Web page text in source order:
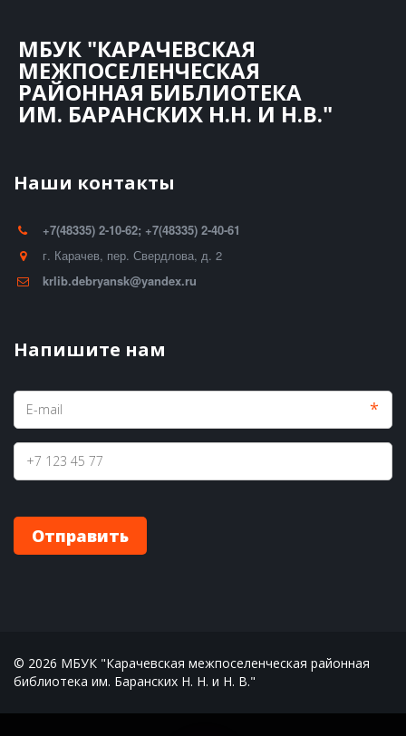
МБУК "КАРАЧЕВСКАЯ
МЕЖПОСЕЛЕНЧЕСКАЯ
РАЙОННАЯ БИБЛИОТЕКА
ИМ. БАРАНСКИХ Н.Н. И Н.В."
Наши контакты
+7(48335) 2-10-62; +7(48335) 2-40-61
г. Карачев, пер. Свердлова, д. 2
krlib.debryansk@yandex.ru
Напишите нам
*
Отправить
© 2026 МБУК "Карачевская межпоселенческая районная
библиотека им. Баранских Н. Н. и Н. В."